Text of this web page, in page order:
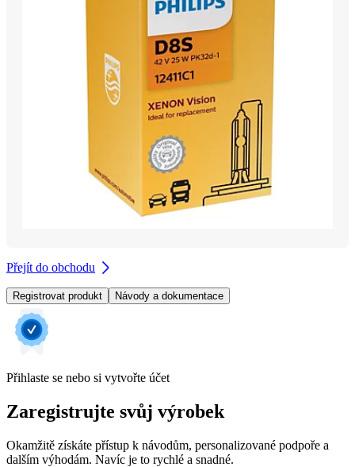
Přejít do obchodu
Registrovat produkt Návody a dokumentace
Přihlaste se nebo si vytvořte účet
Zaregistrujte svůj výrobek
Okamžitě získáte přístup k návodům, personalizované podpoře a
dalším výhodám. Navíc je to rychlé a snadné.